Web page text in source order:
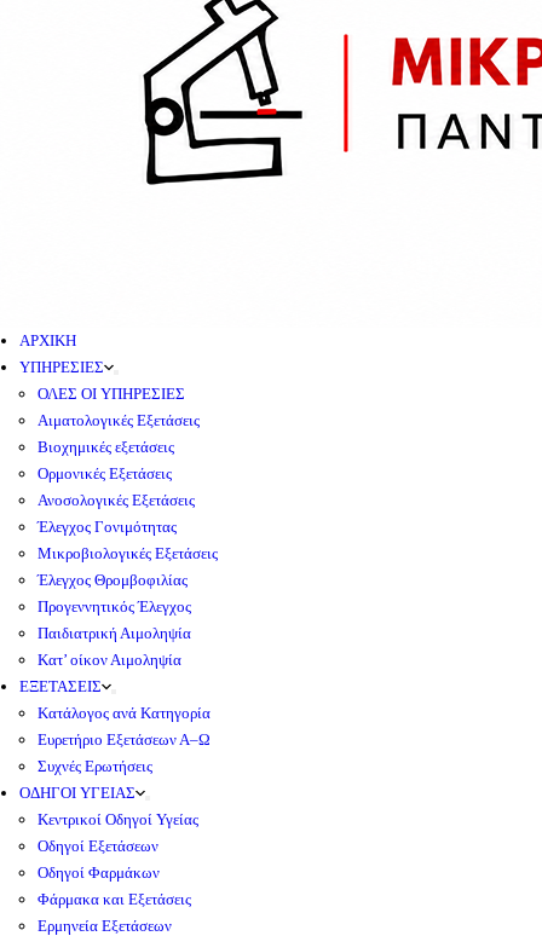
ΑΡΧΙΚΗ
ΥΠΗΡΕΣΙΕΣ
ΟΛΕΣ ΟΙ ΥΠΗΡΕΣΙΕΣ
Αιματολογικές Εξετάσεις
Βιοχημικές εξετάσεις
Ορμονικές Εξετάσεις
Ανοσολογικές Εξετάσεις
Έλεγχος Γονιμότητας
Μικροβιολογικές Εξετάσεις
Έλεγχος Θρομβοφιλίας
Προγεννητικός Έλεγχος
Παιδιατρική Αιμοληψία
Κατ’ οίκον Αιμοληψία
ΕΞΕΤΑΣΕΙΣ
Κατάλογος ανά Κατηγορία
Ευρετήριο Εξετάσεων Α–Ω
Συχνές Ερωτήσεις
ΟΔΗΓΟΙ ΥΓΕΙΑΣ
Κεντρικοί Οδηγοί Υγείας
Οδηγοί Εξετάσεων
Οδηγοί Φαρμάκων
Φάρμακα και Εξετάσεις
Ερμηνεία Εξετάσεων